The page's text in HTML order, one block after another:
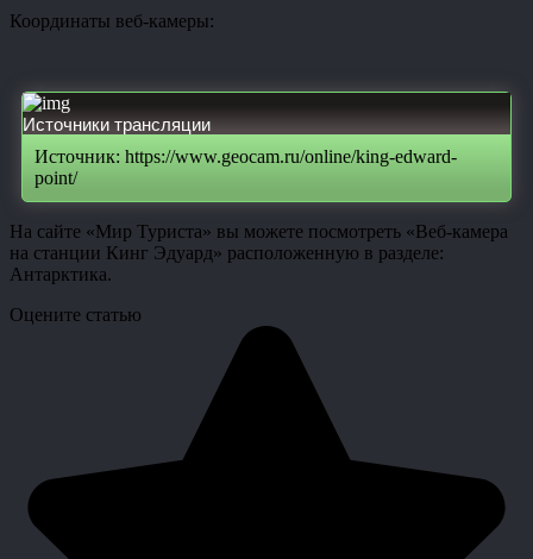
Координаты веб-камеры:
Источники трансляции
Источник: https://www.geocam.ru/online/king-edward-
point/
На сайте «Мир Туриста» вы можете посмотреть «Веб-камера
на станции Кинг Эдуард» расположенную в разделе:
Антарктика.
Оцените статью